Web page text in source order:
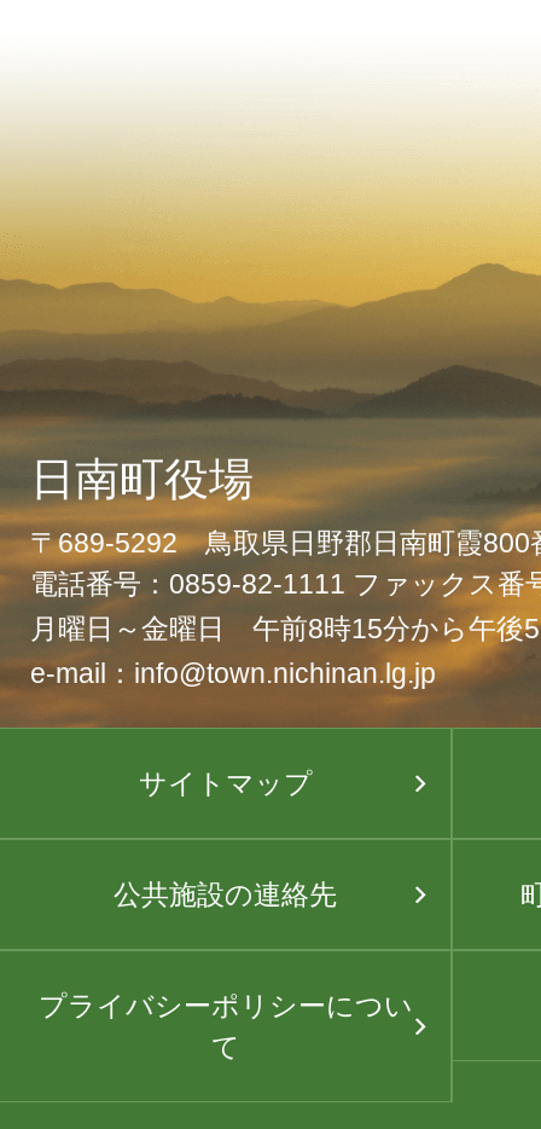
日南町役場
〒689-5292 鳥取県日野郡日南町霞800
電話番号：0859-82-1111 ファックス番
月曜日～金曜日 午前8時15分から午後
e-mail：info@town.nichinan.lg.jp
サイトマップ
公共施設の連絡先
プライバシーポリシーについ
て